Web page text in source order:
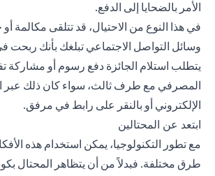
الأمر بالضحايا إلى الدفع.
في هذا النوع من الاحتيال، قد تتلقى مكالمة
وسائل التواصل الاجتماعي تبلغك بأنك
يتطلب استلام الجائزة دفع رسوم أو مشاركة
المصرفي مع طرف ثالث، سواء كان ذلك عبر
الإلكتروني أو بالنقر على رابط في مرفق.
ابتعد عن المحتالين
مع تطور التكنولوجيا، يمكن استخدام هذه
طرق مختلفة. فبدلاً من أن يتظاهر المحتال